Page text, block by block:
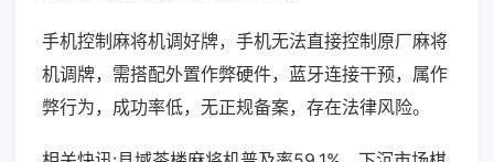
手机控制麻将机调好牌，手机无法直接控制原厂麻将
机调牌，需搭配外置作弊硬件，蓝牙连接干预，属作
弊行为，成功率低，无正规备案，存在法律风险。